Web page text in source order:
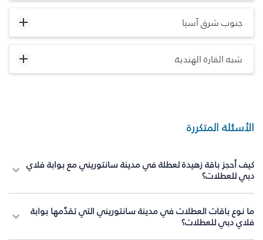
جنوب شرق آسيا
شبه القارة الهندية
الأسئلة المتكررة
كيف أحجز باقة زهيدة لعطلة في مدينة سانتوريني مع بوابة فلاي
دبي للعطلات؟
ما نوع باقات العطلات في مدينة سانتوريني التي تقدّمها بوابة
فلاي دبي للعطلات؟